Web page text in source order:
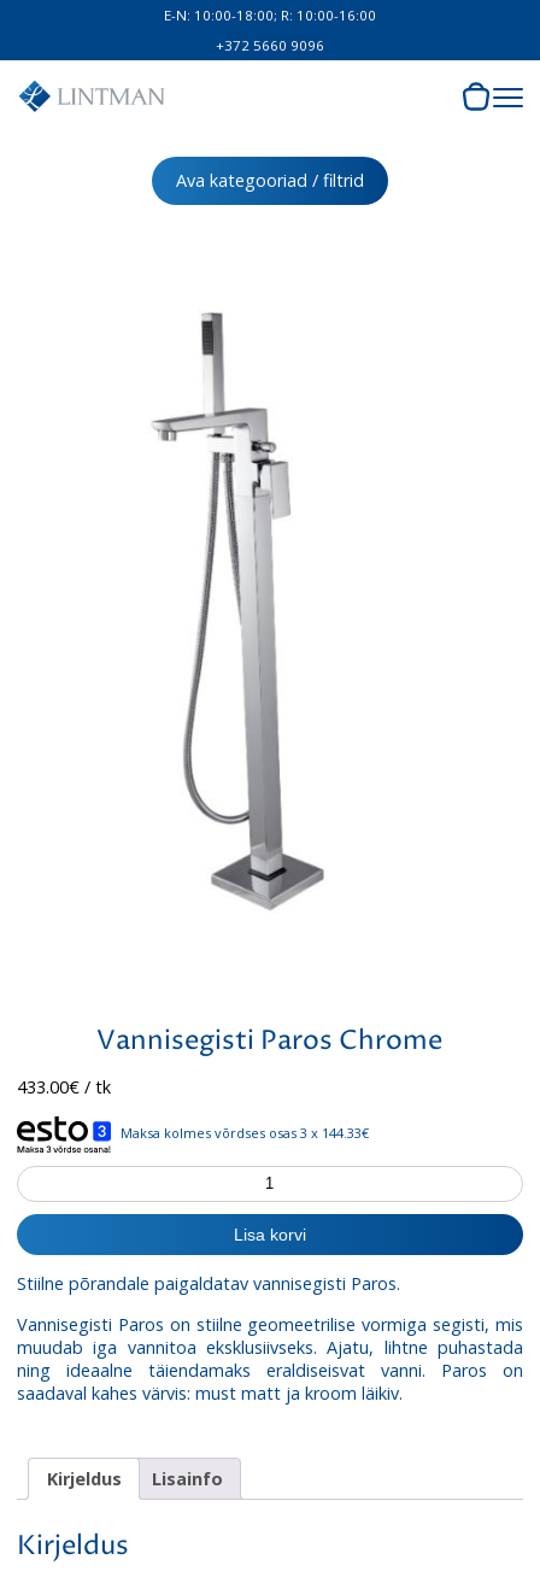
E-N: 10:00-18:00; R: 10:00-16:00
+372 5660 9096
Ava kategooriad / filtrid
Vannisegisti Paros Chrome
433.00€/ tk
Maksa kolmes võrdses osas 3 x 144.33€
Vannisegisti
Paros
Chrome
kogus
Lisa korvi
Stiilne põrandale paigaldatav vannisegisti Paros.
Vannisegisti Paros on stiilne geomeetrilise vormiga segisti, mis
muudab iga vannitoa eksklusiivseks. Ajatu, lihtne puhastada
ning ideaalne täiendamaks eraldiseisvat vanni. Paros on
saadaval kahes värvis: must matt ja kroom läikiv.
Kirjeldus Lisainfo
Kirjeldus